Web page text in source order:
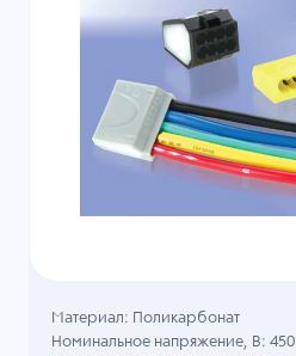
Материал: Поликарбонат
Номинальное напряжение, B: 450